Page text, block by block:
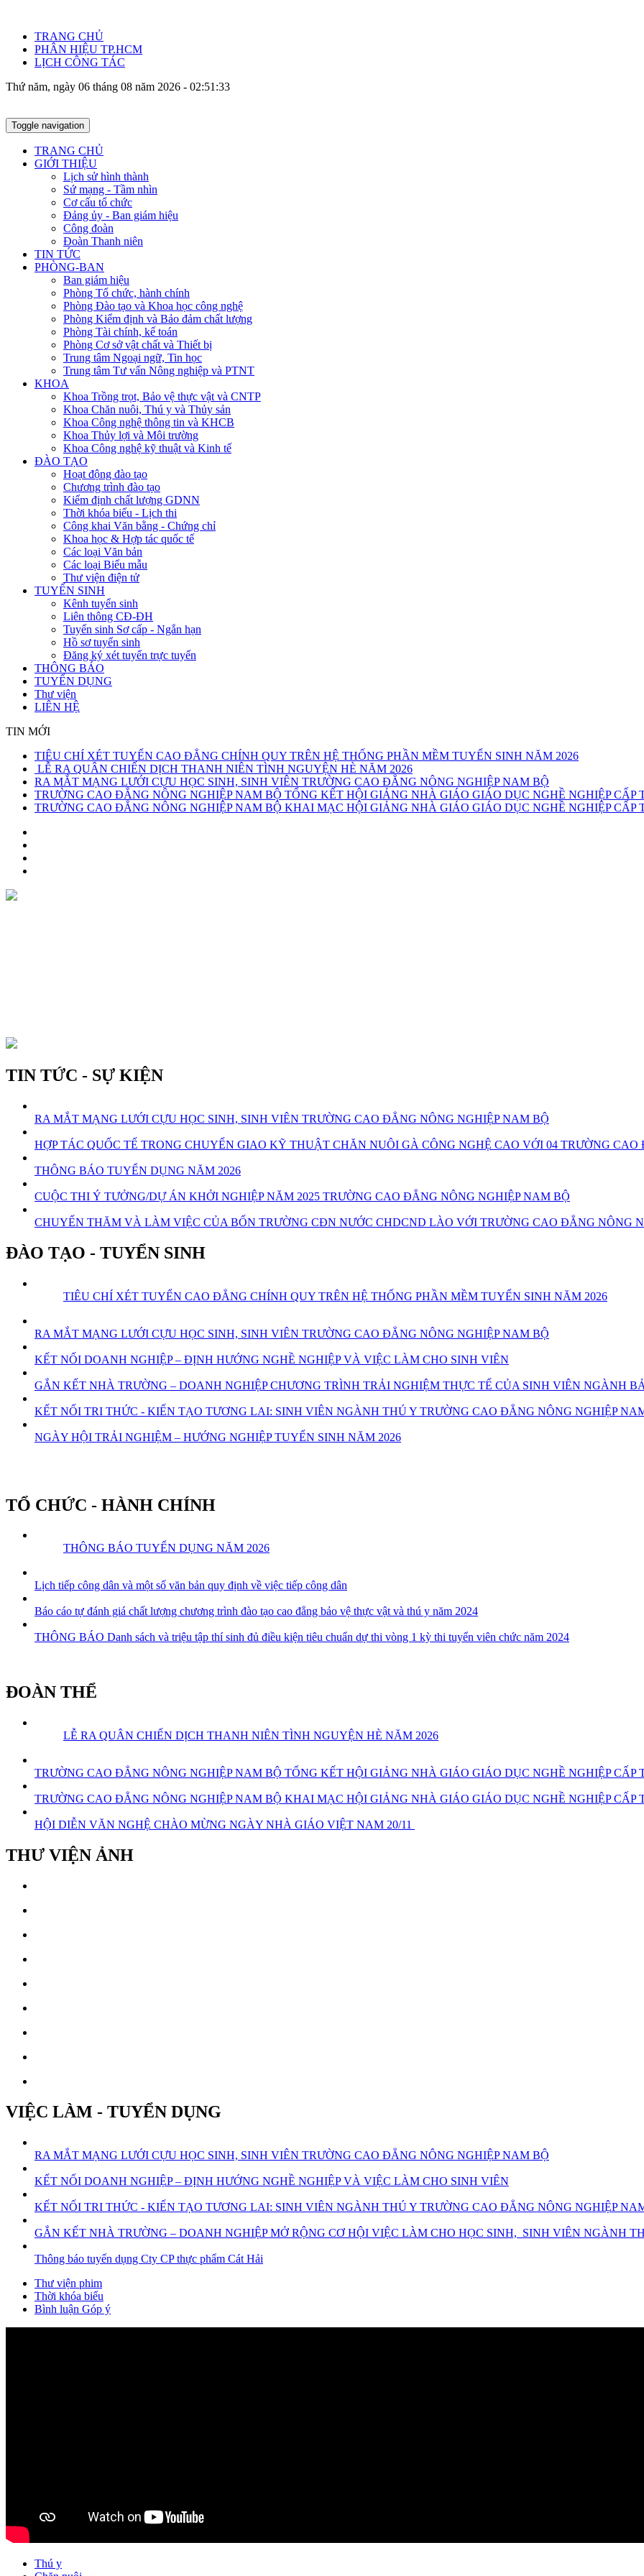
TRANG CHỦ
PHÂN HIỆU TP.HCM
LỊCH CÔNG TÁC
Thứ năm, ngày 06 tháng 08 năm 2026 - 02:51:33
Toggle navigation
TRANG CHỦ
GIỚI THIỆU
Lịch sử hình thành
Sứ mạng - Tầm nhìn
Cơ cấu tổ chức
Đảng ủy - Ban giám hiệu
Công đoàn
Đoàn Thanh niên
TIN TỨC
PHÒNG-BAN
Ban giám hiệu
Phòng Tổ chức, hành chính
Phòng Đào tạo và Khoa học công nghệ
Phòng Kiểm định và Bảo đảm chất lượng
Phòng Tài chính, kế toán
Phòng Cơ sở vật chất và Thiết bị
Trung tâm Ngoại ngữ, Tin học
Trung tâm Tư vấn Nông nghiệp và PTNT
KHOA
Khoa Trồng trọt, Bảo vệ thực vật và CNTP
Khoa Chăn nuôi, Thú y và Thủy sản
Khoa Công nghệ thông tin và KHCB
Khoa Thủy lợi và Môi trường
Khoa Công nghệ kỹ thuật và Kinh tế
ĐÀO TẠO
Hoạt động đào tạo
Chương trình đào tạo
Kiểm định chất lượng GDNN
Thời khóa biểu - Lịch thi
Công khai Văn bằng - Chứng chỉ
Khoa học & Hợp tác quốc tế
Các loại Văn bản
Các loại Biểu mẫu
Thư viện điện tử
TUYỂN SINH
Kênh tuyển sinh
Liên thông CĐ-ĐH
Tuyển sinh Sơ cấp - Ngắn hạn
Hồ sơ tuyển sinh
Đăng ký xét tuyển trực tuyến
THÔNG BÁO
TUYỂN DỤNG
Thư viện
LIÊN HỆ
TIN MỚI
TIÊU CHÍ XÉT TUYỂN CAO ĐẲNG CHÍNH QUY TRÊN HỆ THỐNG PHẦN MỀM TUYỂN SINH NĂM 2026
LỄ RA QUÂN CHIẾN DỊCH THANH NIÊN TÌNH NGUYỆN HÈ NĂM 2026
RA MẮT MẠNG LƯỚI CỰU HỌC SINH, SINH VIÊN TRƯỜNG CAO ĐẲNG NÔNG NGHIỆP NAM BỘ
TRƯỜNG CAO ĐẲNG NÔNG NGHIỆP NAM BỘ TỔNG KẾT HỘI GIẢNG NHÀ GIÁO GIÁO DỤC NGHỀ NGHIỆP CẤP
TRƯỜNG CAO ĐẲNG NÔNG NGHIỆP NAM BỘ KHAI MẠC HỘI GIẢNG NHÀ GIÁO GIÁO DỤC NGHỀ NGHIỆP CẤP
TIN TỨC - SỰ KIỆN
RA MẮT MẠNG LƯỚI CỰU HỌC SINH, SINH VIÊN TRƯỜNG CAO ĐẲNG NÔNG NGHIỆP NAM BỘ
HỢP TÁC QUỐC TẾ TRONG CHUYỂN GIAO KỸ THUẬT CHĂN NUÔI GÀ CÔNG NGHỆ CAO VỚI 04 TRƯỜNG
THÔNG BÁO TUYỂN DỤNG NĂM 2026
CUỘC THI Ý TƯỞNG/DỰ ÁN KHỞI NGHIỆP NĂM 2025 TRƯỜNG CAO ĐẲNG NÔNG NGHIỆP NAM BỘ
CHUYẾN THĂM VÀ LÀM VIỆC CỦA BỐN TRƯỜNG CĐN NƯỚC CHDCND LÀO VỚI TRƯỜNG CAO ĐẲNG NÔNG
ĐÀO TẠO - TUYỂN SINH
TIÊU CHÍ XÉT TUYỂN CAO ĐẲNG CHÍNH QUY TRÊN HỆ THỐNG PHẦN MỀM TUYỂN SINH NĂM 2026
RA MẮT MẠNG LƯỚI CỰU HỌC SINH, SINH VIÊN TRƯỜNG CAO ĐẲNG NÔNG NGHIỆP NAM BỘ
KẾT NỐI DOANH NGHIỆP – ĐỊNH HƯỚNG NGHỀ NGHIỆP VÀ VIỆC LÀM CHO SINH VIÊN
GẮN KẾT NHÀ TRƯỜNG – DOANH NGHIỆP CHƯƠNG TRÌNH TRẢI NGHIỆM THỰC TẾ CỦA SINH VIÊN NGÀNH
KẾT NỐI TRI THỨC - KIẾN TẠO TƯƠNG LAI: SINH VIÊN NGÀNH THÚ Y TRƯỜNG CAO ĐẲNG NÔNG NGHIỆP
NGÀY HỘI TRẢI NGHIỆM – HƯỚNG NGHIỆP TUYỂN SINH NĂM 2026
TỔ CHỨC - HÀNH CHÍNH
THÔNG BÁO TUYỂN DỤNG NĂM 2026
Lịch tiếp công dân và một số văn bản quy định về việc tiếp công dân
Báo cáo tự đánh giá chất lượng chương trình đào tạo cao đẳng bảo vệ thực vật và thú y năm 2024
THÔNG BÁO Danh sách và triệu tập thí sinh đủ điều kiện tiêu chuẩn dự thi vòng 1 kỳ thi tuyển viên chức năm 2024
ĐOÀN THỂ
LỄ RA QUÂN CHIẾN DỊCH THANH NIÊN TÌNH NGUYỆN HÈ NĂM 2026
TRƯỜNG CAO ĐẲNG NÔNG NGHIỆP NAM BỘ TỔNG KẾT HỘI GIẢNG NHÀ GIÁO GIÁO DỤC NGHỀ NGHIỆP CẤP
TRƯỜNG CAO ĐẲNG NÔNG NGHIỆP NAM BỘ KHAI MẠC HỘI GIẢNG NHÀ GIÁO GIÁO DỤC NGHỀ NGHIỆP CẤP
HỘI DIỄN VĂN NGHỆ CHÀO MỪNG NGÀY NHÀ GIÁO VIỆT NAM 20/11
THƯ VIỆN ẢNH
VIỆC LÀM - TUYỂN DỤNG
RA MẮT MẠNG LƯỚI CỰU HỌC SINH, SINH VIÊN TRƯỜNG CAO ĐẲNG NÔNG NGHIỆP NAM BỘ
KẾT NỐI DOANH NGHIỆP – ĐỊNH HƯỚNG NGHỀ NGHIỆP VÀ VIỆC LÀM CHO SINH VIÊN
KẾT NỐI TRI THỨC - KIẾN TẠO TƯƠNG LAI: SINH VIÊN NGÀNH THÚ Y TRƯỜNG CAO ĐẲNG NÔNG NGHIỆP
GẮN KẾT NHÀ TRƯỜNG – DOANH NGHIỆP MỞ RỘNG CƠ HỘI VIỆC LÀM CHO HỌC SINH, SINH VIÊN NGÀNH
Thông báo tuyển dụng Cty CP thực phẩm Cát Hải
Thư viện phim
Thời khóa biểu
Bình luận Góp ý
Thú y